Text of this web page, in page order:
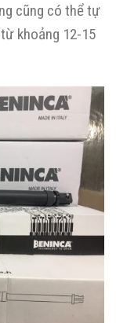
cũng có thể tự
khoảng 12-15